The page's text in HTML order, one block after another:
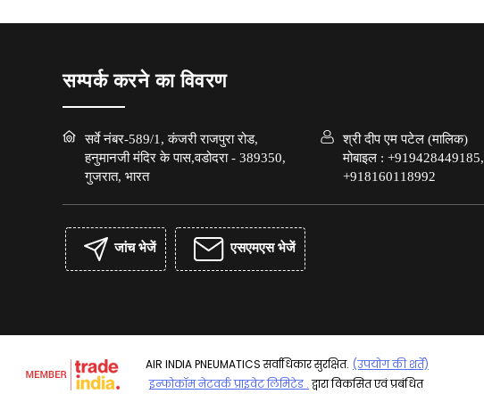
सम्पर्क करने का विवरण
सर्वे नंबर-589/1, कंजरी राजपुरा रोड,
हनुमानजी मंदिर के पास,वडोदरा - 389350,
गुजरात, भारत
श्री दीप एम पटेल(मालिक)
मोबाइल : +919428449185,
+918160118992
जांच भेजें एसएमएस भेजें
AIR INDIA PNEUMATICS सर्वाधिकार सुरक्षित. (उपयोग की शर्तें)
इन्फोकॉम नेटवर्क प्राइवेट लिमिटेड .द्वारा विकसित एवं प्रबंधित